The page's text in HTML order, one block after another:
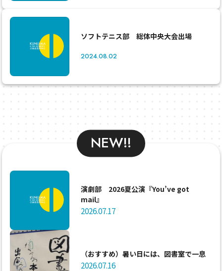
ソフトテニス部 総体中央大会出場
2024.08.02
NEW!!
演劇部 2026夏公演『You’ve got
mail』
2026.07.17
（おすすめ）暑い日には、図書室で一息
2026.07.16